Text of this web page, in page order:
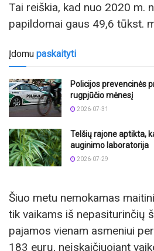
Tai reiškia, kad nuo 2020 m.
papildomai gaus 49,6 tūkst.
Įdomu paskaityti
Policijos prevencinės
rugpjūčio mėnesį
2026-07-31
Telšių rajone aptikta,
auginimo laboratorija
2026-07-29
Šiuo metu nemokamas
tik vaikams iš nepasiturinčių
pajamos vienam asmeniui
183 eurų, neįskaičiuojant